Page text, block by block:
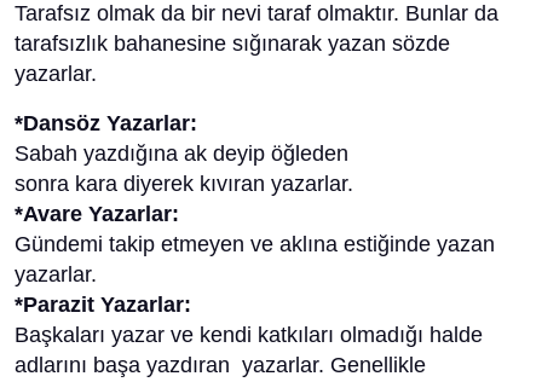
Tarafsız olmak da bir nevi taraf olmaktır. Bunlar da
tarafsızlık bahanesine sığınarak yazan sözde
yazarlar.
*Dansöz Yazarlar:
Sabah yazdığına ak deyip öğleden
sonra kara diyerek kıvıran yazarlar.
*Avare Yazarlar:
Gündemi takip etmeyen ve aklına estiğinde yazan
yazarlar.
*Parazit Yazarlar:
Başkaları yazar ve kendi katkıları olmadığı halde
adlarını başa yazdıran yazarlar. Genellikle